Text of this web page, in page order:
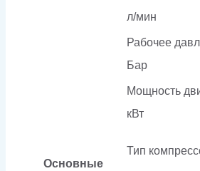
Основные
л/мин
Рабочее
Бар
Мощность
кВт
Тип